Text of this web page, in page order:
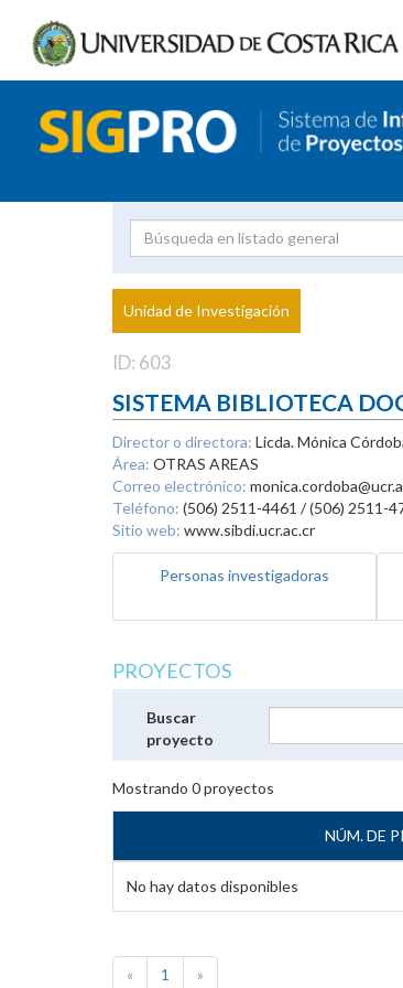
Proyecto
Investigador
Unidad de Investigación
ID: 603
SISTEMA BIBLIOTECA
Director o directora: Licda. Mónica
Área: OTRAS AREAS
Correo electrónico:
Teléfono: (506) 2511-4461 / (506) 2511-
Sitio web: www.sibdi.ucr.ac.cr
Personas investigadoras
PROYECTOS
Buscar
proyecto
Mostrando 0proyectos
NÚM. DE
No hay datos disponibles
« 1 »